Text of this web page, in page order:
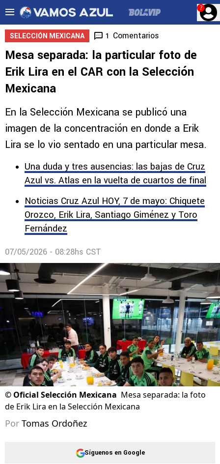
?
SELECCIÓN MEXICANA 1 Comentarios
Mesa separada: la particular foto de
Erik Lira en el CAR con la Selección
Mexicana
En la Selección Mexicana se publicó una
imagen de la concentración en donde a Erik
Lira se lo vio sentado en una particular mesa.
Una duda y tres ausencias: las bajas de Cruz
Azul vs. Atlas en la vuelta de cuartos de final
Noticias Cruz Azul HOY, 7 de mayo: Chiquete
Orozco, Erik Lira, Santiago Giménez y Toro
Fernández
07/05/2026 - 08:28hs CST
© Oficial Selección Mexicana Mesa separada: la foto
de Erik Lira en la Selección Mexicana
Por Tomas Ordoñez
Síguenos en Google